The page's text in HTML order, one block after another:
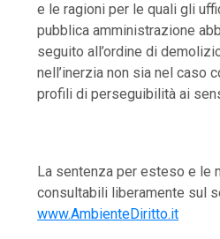
e le ragioni per le quali gli
pubblica amministrazione
seguito all’ordine di
nell’inerzia non sia nel caso
profili di perseguibilità ai
La sentenza per esteso e le
consultabili liberamente sul
www.AmbienteDiritto.it